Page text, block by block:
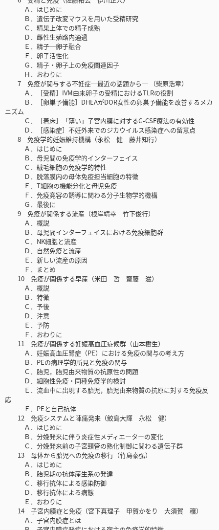
Ａ．はじめに
Ｂ．遺伝子改変マウスを用いた受精研究
Ｃ．精巣上体での精子成熟
Ｄ．雌性生殖路内通過
Ｅ．精子─卵子融合
Ｆ．卵子活性化
Ｇ．精子・卵子上の免疫関連因子
Ｈ．おわりに
7 免疫が関与する不妊症─最近の話題から─ （柴原浩章）
Ａ．［受精］IVM由来卵子の受精におけるTLRの役割
Ｂ．［卵巣予備能］DHEAがDOR女性の卵巣予備能を改善するメカ
ニズム
Ｃ．［着床］「薄い」子宮内膜に対するG-CSF療法の有効性
Ｄ．［感染症］不妊外来でのジカウイルス感染症への留意点
8 免疫学的妊娠維持機構（永松 健 藤井知行）
Ａ．はじめに
Ｂ．母児間の免疫学的インターフェイス
Ｃ．絨毛細胞の免疫学的特性
Ｄ．脱落膜内の母体免疫担当細胞の特徴
Ｅ．T細胞の機能分化と母児免疫
Ｆ．免疫寛容の誘導に関わる分子生物学的機構
Ｇ．最後に
9 免疫が関係する流産（根岸靖幸 竹下俊行）
Ａ．概説
Ｂ．母児間インターフェイスにおける免疫細胞群
Ｃ．NK細胞と流産
Ｄ．自然免疫と流産
Ｅ．新しい流産の原因
Ｆ．まとめ
10 免疫が関係する早産（米田 哲 齋藤 滋）
Ａ．概説
Ｂ．特徴
Ｃ．予後
Ｄ．注意
Ｅ．予防
Ｆ．おわりに
11 免疫が関係する妊娠高血圧症候群（山本樹生）
Ａ．妊娠高血圧腎症（PE）における免疫の関与の考え方
Ｂ．PEの病理学的所見と免疫の関与
Ｃ．胎児，胎児由来物質の抗原性の問題
Ｄ．細胞性免疫・同種免疫学的検討
Ｅ．流血中に出現する胎児，胎児由来物質の抗原に対する免疫反
応
Ｆ．PEと自己抗体
12 免疫システムと陣痛発来（鮫島大輝 永松 健）
Ａ．はじめに
Ｂ．分娩発来に伴う炎症性メディエーターの変化
Ｃ．分娩発来前の子宮頸管の熟化制御に関わる遺伝子群
13 母体から胎児への免疫の移行（竹島泰弘）
Ａ．はじめに
Ｂ．胎児期の抗体産生系の発達
Ｃ．移行抗体による感染防御
Ｄ．移行抗体による病態
Ｅ．おわりに
14 子宮内膜症と免疫（宮下真理子 甲賀かをり 大須賀 穰）
Ａ．子宮内膜症とは